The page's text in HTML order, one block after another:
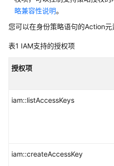
工
能
IoT
应
略兼容性说明。
您可以在身份策略语句的Action元
表1 IAM支持的授权项
授权项
iam::listAccessKeys
iam::createAccessKey